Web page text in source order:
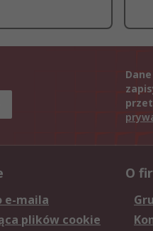
e-maila
plików cookie
O